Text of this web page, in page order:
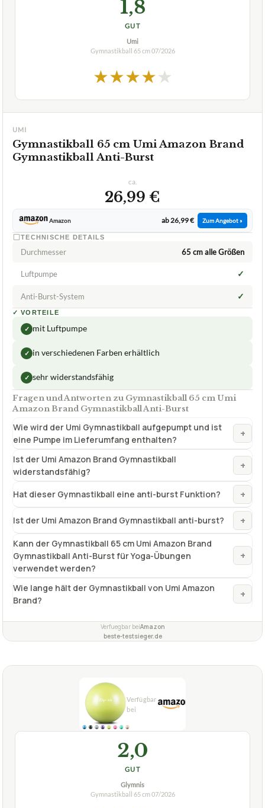
1,8
GUT
Umi
Gymnastikball 65 cm07/2026
★★★★★
UMI
Gymnastikball 65 cm Umi Amazon Brand
Gymnastikball Anti-Burst
ca.
26,99 €
Amazon ab 26,99 € Zum Angebot »
TECHNISCHE DETAILS
Durchmesser 65 cm alle Größen
Luftpumpe ✓
Anti-Burst-System ✓
✓ VORTEILE
✓ mit Luftpumpe
✓ in verschiedenen Farben erhältlich
✓ sehr widerstandsfähig
Fragen und Antworten zu Gymnastikball 65 cm Umi
Amazon Brand Gymnastikball Anti-Burst
Wie wird der Umi Gymnastikball aufgepumpt und ist
eine Pumpe im Lieferumfang enthalten?
+
Ist der Umi Amazon Brand Gymnastikball
widerstandsfähig?
+
Hat dieser Gymnastikball eine anti-burst Funktion? +
Ist der Umi Amazon Brand Gymnastikball anti-burst? +
Kann der Gymnastikball 65 cm Umi Amazon Brand
Gymnastikball Anti-Burst für Yoga-Übungen
verwendet werden?
+
Wie lange hält der Gymnastikball von Umi Amazon
Brand?
+
Verfuegbar beiAmazon
beste-testsieger.de
2,0
GUT
Glymnis
Gymnastikball 65 cm07/2026